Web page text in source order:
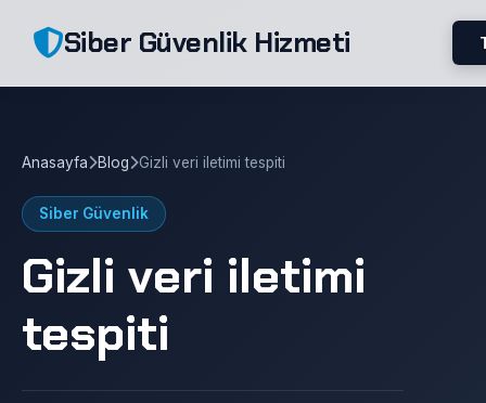
Siber Güvenlik Hizmeti
Anasayfa Blog Gizli veri iletimi tespiti
Siber Güvenlik
Gizli veri iletimi
tespiti